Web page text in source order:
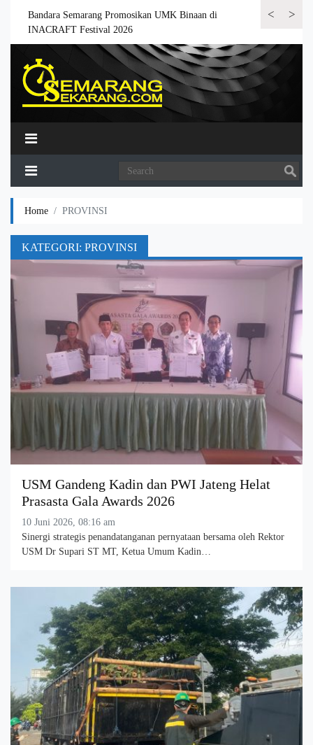
<
Bandara Semarang Promosikan UMK Binaan di
INACRAFT Festival 2026
Bandara>
Home PROVINSI
KATEGORI: PROVINSI
USM Gandeng Kadin dan PWI Jateng Helat
Prasasta Gala Awards 2026
10 Juni 2026, 08:16 am
Sinergi strategis penandatanganan pernyataan bersama oleh Rektor
USM Dr Supari ST MT, Ketua Umum Kadin…